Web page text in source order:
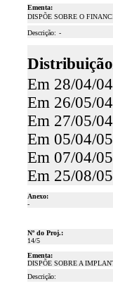
Ementa:
DISPÕE SOBRE O
Descrição: -
Em 28/04/
Em 26/05/
Em 27/05/
Em 05/04/
Em 07/04/
Em 25/08/
Anexo:
-
Nº do Proj.:
14/5
Ementa:
DISPÕE SOBRE A
Descrição: